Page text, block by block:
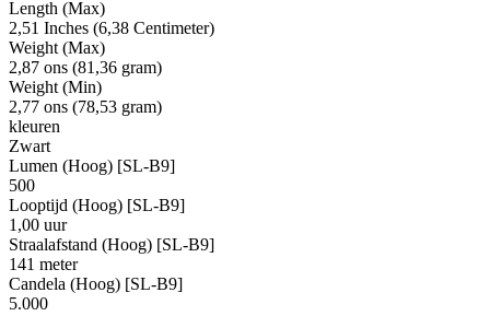
Length (Max)
2,51 Inches (6,38 Centimeter)
Weight (Max)
2,87 ons (81,36 gram)
Weight (Min)
2,77 ons (78,53 gram)
kleuren
Zwart
Lumen (Hoog) [SL-B9]
500
Looptijd (Hoog) [SL-B9]
1,00 uur
Straalafstand (Hoog) [SL-B9]
141 meter
Candela (Hoog) [SL-B9]
5.000